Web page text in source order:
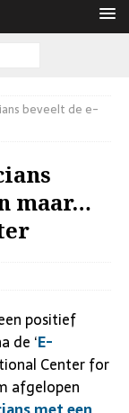
beveelt de e-
maar…
positief
de ‘E-
Center for
afgelopen